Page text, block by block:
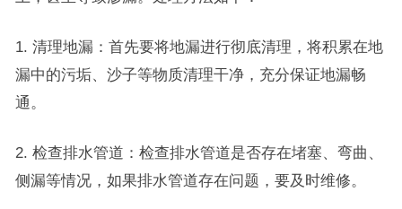
1. 清理地漏：首先要将地漏进行彻底清理，将积累在地
漏中的污垢、沙子等物质清理干净，充分保证地漏畅
通。
2. 检查排水管道：检查排水管道是否存在堵塞、弯曲、
侧漏等情况，如果排水管道存在问题，要及时维修。